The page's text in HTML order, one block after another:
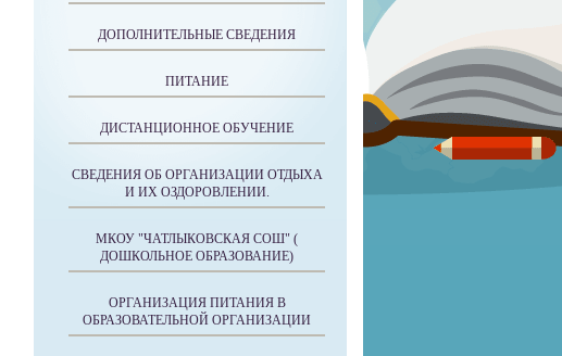
ДОПОЛНИТЕЛЬНЫЕ СВЕДЕНИЯ
ПИТАНИЕ
ДИСТАНЦИОННОЕ ОБУЧЕНИЕ
СВЕДЕНИЯ ОБ ОРГАНИЗАЦИИ ОТДЫХА
И ИХ ОЗДОРОВЛЕНИИ.
МКОУ "ЧАТЛЫКОВСКАЯ СОШ" (
ДОШКОЛЬНОЕ ОБРАЗОВАНИЕ)
ОРГАНИЗАЦИЯ ПИТАНИЯ В
ОБРАЗОВАТЕЛЬНОЙ ОРГАНИЗАЦИИ